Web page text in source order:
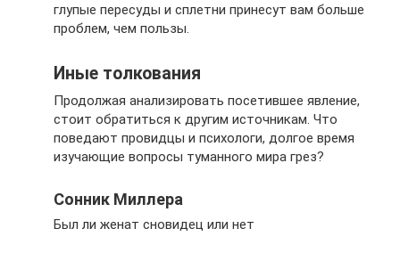
глупые пересуды и сплетни принесут вам больше
проблем, чем пользы.
Иные толкования
Продолжая анализировать посетившее явление,
стоит обратиться к другим источникам. Что
поведают провидцы и психологи, долгое время
изучающие вопросы туманного мира грез?
Сонник Миллера
Был ли женат сновидец или нет